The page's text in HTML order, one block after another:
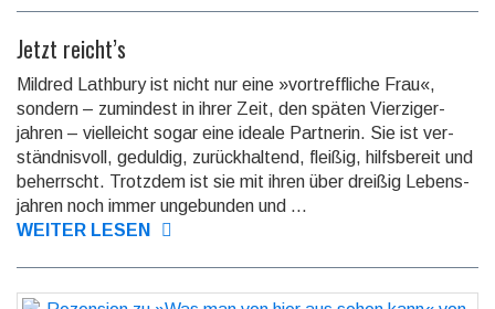
Jetzt reicht’s
Mildred Lathbury ist nicht nur eine »vortreffliche Frau«,
sondern – zumindest in ihrer Zeit, den späten Vierziger­
jahren – vielleicht sogar eine ideale Partnerin. Sie ist ver­
ständnis­voll, geduldig, zurück­haltend, fleißig, hilfsbereit und
beherrscht. Trotzdem ist sie mit ihren über dreißig Lebens­
jahren noch immer ungebunden und ...
WEITER LESEN